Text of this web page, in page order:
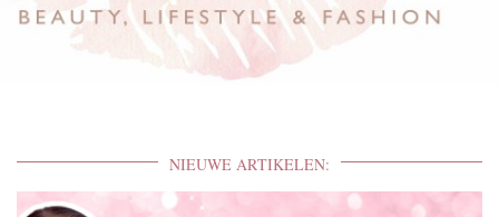
NIEUWE ARTIKELEN: